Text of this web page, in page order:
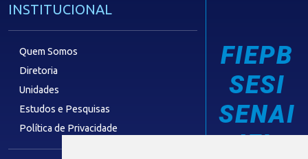
INSTITUCIONAL
Quem Somos
Diretoria
Unidades
Estudos e Pesquisas
Política de Privacidade
FIEPB
SESI
SENAI
IEL